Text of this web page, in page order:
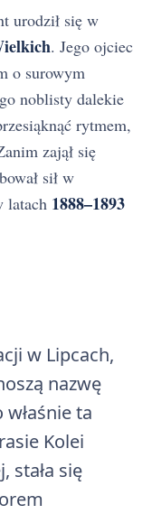
urodził się w
. Jego ojciec
o surowym
noblisty dalekie
rytmem,
zajął się
sił w
latach 1888–1893
w Lipcach,
nazwę
ta
Kolei
stała się